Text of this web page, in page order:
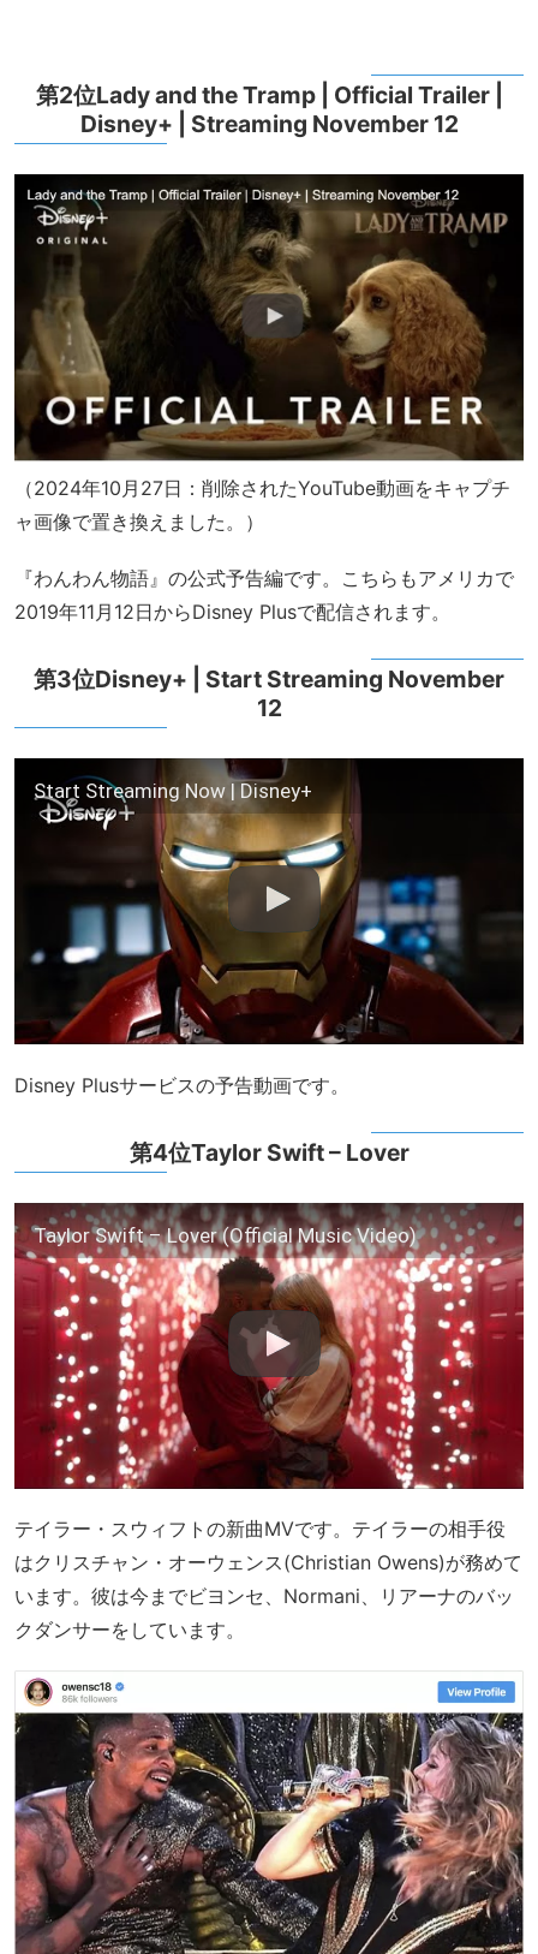
第2位Lady and the Tramp | Official Trailer |
Disney+ | Streaming November 12
（2024年10月27日：削除されたYouTube動画をキャプチ
ャ画像で置き換えました。）
『わんわん物語』の公式予告編です。こちらもアメリカで
2019年11月12日からDisney Plusで配信されます。
第3位Disney+ | Start Streaming November
12
Start Streaming Now | Disney+
Disney Plusサービスの予告動画です。
第4位Taylor Swift – Lover
Taylor Swift – Lover (Official Music Video)
テイラー・スウィフトの新曲MVです。テイラーの相手役
はクリスチャン・オーウェンス(Christian Owens)が務めて
います。彼は今までビヨンセ、Normani、リアーナのバッ
クダンサーをしています。